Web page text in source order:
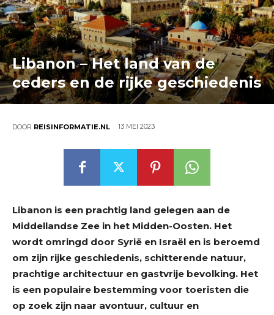
Libanon – Het land van de
ceders en de rijke geschiedenis
DOOR REISINFORMATIE.NL 13 MEI 2023
Libanon is een prachtig land gelegen aan de
Middellandse Zee in het Midden-Oosten. Het
wordt omringd door Syrië en Israël en is beroemd
om zijn rijke geschiedenis, schitterende natuur,
prachtige architectuur en gastvrije bevolking. Het
is een populaire bestemming voor toeristen die
op zoek zijn naar avontuur, cultuur en